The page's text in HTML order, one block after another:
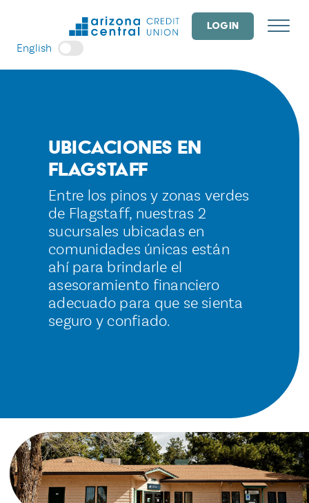
LOGIN
English
Ubicaciones en
Flagstaff
Entre los pinos y zonas verdes
de Flagstaff, nuestras 2
sucursales ubicadas en
comunidades únicas están
ahí para brindarle el
asesoramiento financiero
adecuado para que se sienta
seguro y confiado.